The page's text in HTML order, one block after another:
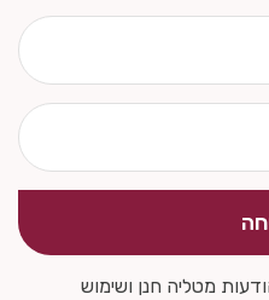
מטליה חנן ושימוש